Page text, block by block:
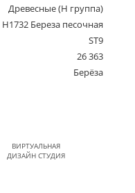
Древесные (Н группа)
H1732 Береза песочная
ST9
26 363
Берёза
ВИРТУАЛЬНАЯ
ДИЗАЙН СТУДИЯ